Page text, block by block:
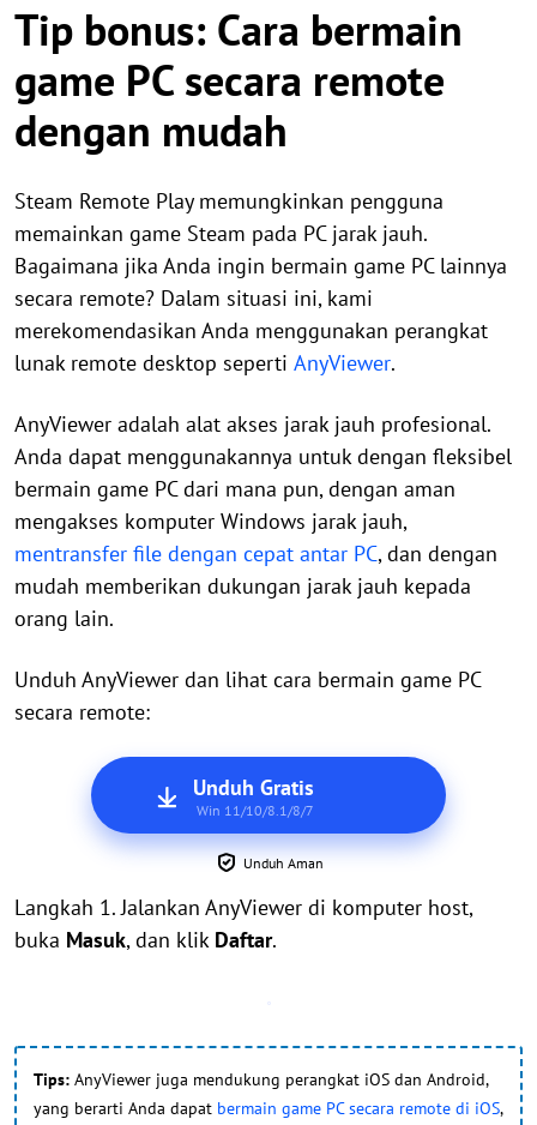
Tip bonus: Cara bermain
game PC secara remote
dengan mudah
Steam Remote Play memungkinkan pengguna
memainkan game Steam pada PC jarak jauh.
Bagaimana jika Anda ingin bermain game PC lainnya
secara remote? Dalam situasi ini, kami
merekomendasikan Anda menggunakan perangkat
lunak remote desktop seperti AnyViewer.
AnyViewer adalah alat akses jarak jauh profesional.
Anda dapat menggunakannya untuk dengan fleksibel
bermain game PC dari mana pun, dengan aman
mengakses komputer Windows jarak jauh,
mentransfer file dengan cepat antar PC, dan dengan
mudah memberikan dukungan jarak jauh kepada
orang lain.
Unduh AnyViewer dan lihat cara bermain game PC
secara remote:
Unduh Gratis
Win 11/10/8.1/8/7
Unduh Aman
Langkah 1. Jalankan AnyViewer di komputer host,
buka Masuk, dan klik Daftar.
Tips: AnyViewer juga mendukung perangkat iOS dan Android,
yang berarti Anda dapat bermain game PC secara remote di iOS,